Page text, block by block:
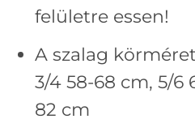
felületre essen!
A szalag
3/4 58-68 cm, 5/6
82 cm